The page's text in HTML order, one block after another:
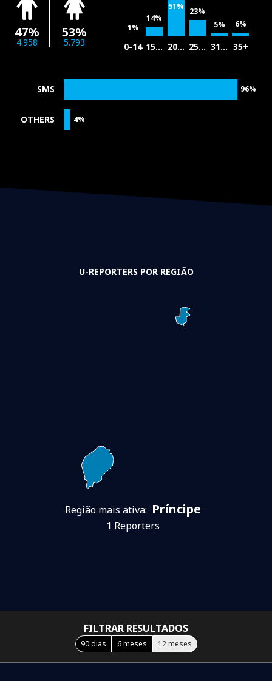
47%
4.958
53%
5.793
1%
14%
51%
23%
5%
6%
0-14 15… 20… 25… 31… 35+
96%
4%
SMS
OTHERS
U-REPORTERS POR REGIÃO
Região mais ativa: Príncipe
1 Reporters
FILTRAR RESULTADOS
90 dias 6 meses 12 meses